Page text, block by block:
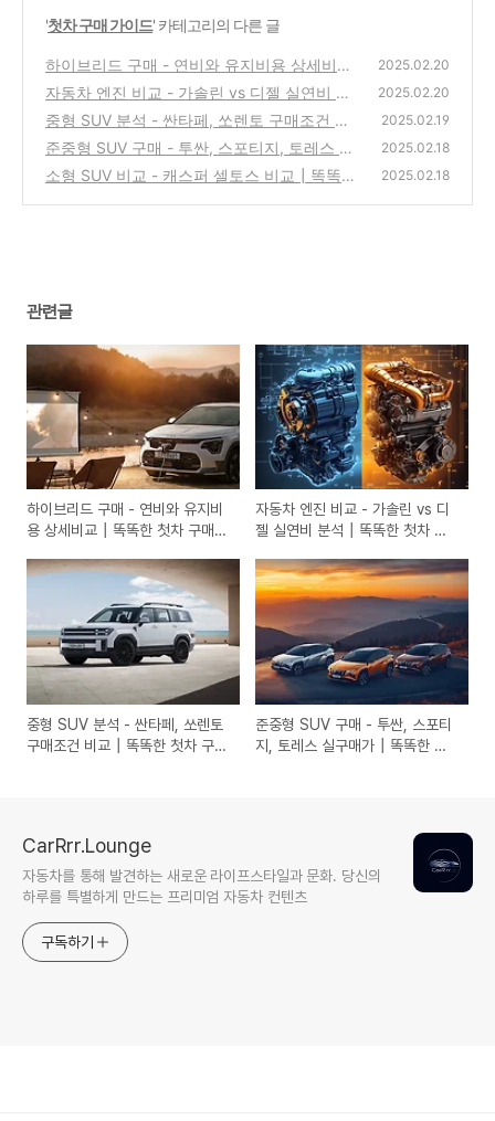
'첫차 구매 가이드' 카테고리의 다른 글
하이브리드 구매 - 연비와 유지비용 상세비교
┃똑똑한 첫차 구매 가이드
(0)
2025.02.20
자동차 엔진 비교 - 가솔린 vs 디젤 실연비 분
석┃똑똑한 첫차 구매 가이드
(0)
2025.02.20
중형 SUV 분석 - 싼타페, 쏘렌토 구매조건 비
교┃똑똑한 첫차 구매 가이드
(0)
2025.02.19
준중형 SUV 구매 - 투싼, 스포티지, 토레스 실
구매가┃똑똑한 첫차 구매 가이드
(0)
2025.02.18
소형 SUV 비교 - 캐스퍼 셀토스 비교┃똑똑한
2025.02.18
관련글
하이브리드 구매 - 연비와 유지비
용 상세비교┃똑똑한 첫차 구매
자동차 엔진 비교 - 가솔린 vs 디
젤 실연비 분석┃똑똑한 첫차 구
중형 SUV 분석 - 싼타페, 쏘렌토
구매조건 비교┃똑똑한 첫차 구매
준중형 SUV 구매 - 투싼, 스포티
지, 토레스 실구매가┃똑똑한 첫
CarRrr.Lounge
자동차를 통해 발견하는 새로운 라이프스타일과 문화. 당신의
하루를 특별하게 만드는 프리미엄 자동차 컨텐츠
구독하기